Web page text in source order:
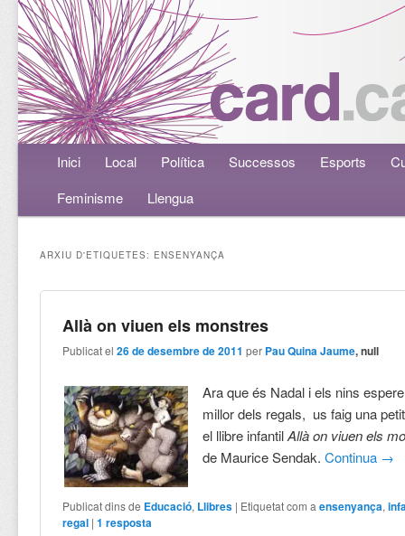
Menú principalAneu al contingut principal
Aneu al contingut secundari
Inici Local Política Successos Esports
Feminisme
Llengua
ARXIU D'ETIQUETES: ENSENYANÇA
Allà on viuen els monstres
Publicat el26 de desembre de 2011 per Pau Quina Jaume, null
Ara que és Nadal i els nins
millor dels regals, us faig una
el llibre infantilAllà on viuen els
de Maurice Sendak.Continua →
Publicat dins de Educació, Llibres | Etiquetat com a ensenyança,
regal |1 resposta